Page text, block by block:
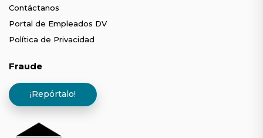
Contáctanos
Portal de Empleados DV
Política de Privacidad
Fraude
¡Repórtalo!